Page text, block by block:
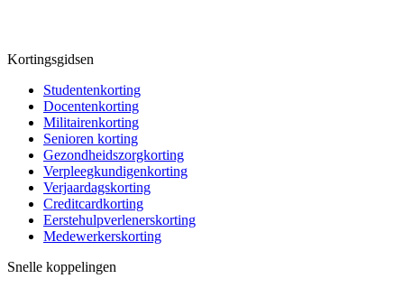
Kortingsgidsen
Studentenkorting
Docentenkorting
Militairenkorting
Senioren korting
Gezondheidszorgkorting
Verpleegkundigenkorting
Verjaardagskorting
Creditcardkorting
Eerstehulpverlenerskorting
Medewerkerskorting
Snelle koppelingen